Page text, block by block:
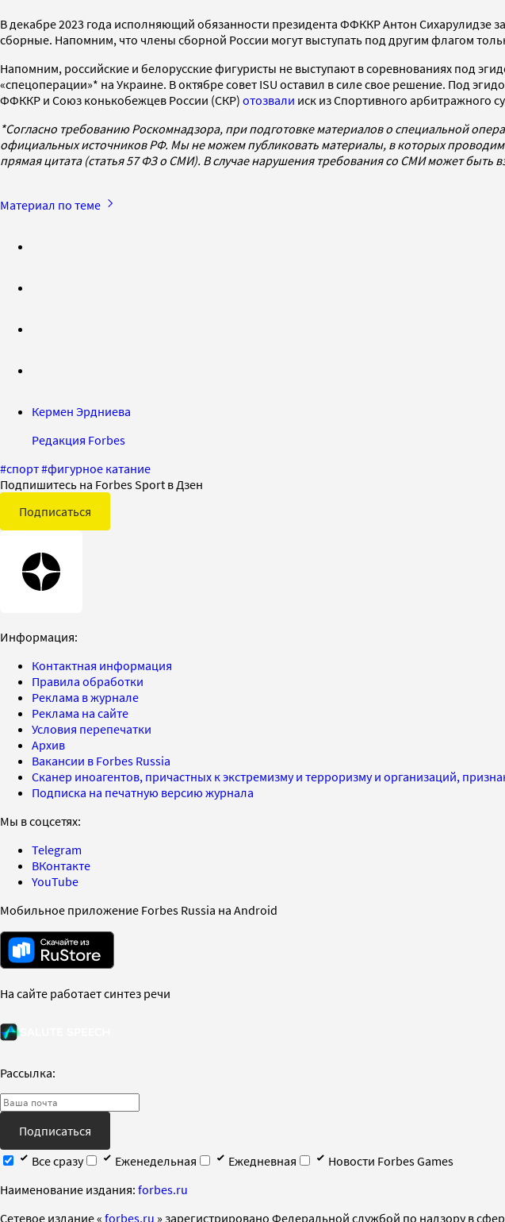
В декабре 2023 года исполняющий обязанности президента ФФККР Антон Сихарулидзе
сборные. Напомним, что члены сборной России могут выступать под другим флагом
Напомним, российские и белорусские фигуристы не выступают в соревнованиях под
«спецоперации»* на Украине. В октябре совет ISU оставил в силе свое решение. Под
ФФККР и Союз конькобежцев России (СКР) отозвали иск из Спортивного арбитражного
*Согласно требованию Роскомнадзора, при подготовке материалов о специальной
официальных источников РФ. Мы не можем публиковать материалы, в которых
прямая цитата (статья 57 ФЗ о СМИ). В случае нарушения требования со СМИ может
Материал по теме
Кермен Эрдниева
Редакция Forbes
#спорт#фигурное катание
Подпишитесь на Forbes Sport в Дзен
Подписаться
Информация:
Контактная информация
Правила обработки
Реклама в журнале
Реклама на сайте
Условия перепечатки
Архив
Вакансии в Forbes Russia
Сканер иноагентов, причастных к экстремизму и терроризму и организаций,
Подписка на печатную версию журнала
Мы в соцсетях:
Telegram
ВКонтакте
YouTube
Мобильное приложение Forbes Russia на Android
На сайте работает синтез речи
Рассылка:
Подписаться
Все сразу
Еженедельная Ежедневная
Новости Forbes Games
Наименование издания: forbes.ru
Cетевое издание « forbes.ru » зарегистрировано Федеральной службой по надзору в